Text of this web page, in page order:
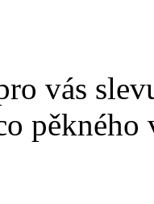
vás
pěkného